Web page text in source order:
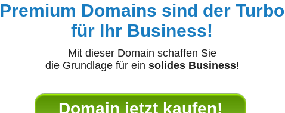
Premium Domains sind der Turbo
für Ihr Business!
Mit dieser Domain schaffen Sie
die Grundlage für ein solides Business!
Domain jetzt kaufen!